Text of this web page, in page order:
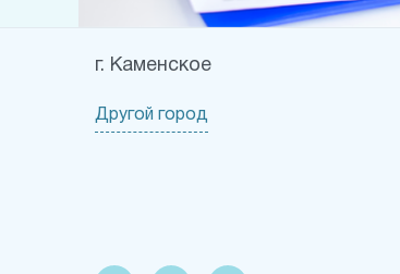
г. Каменское
Другой город